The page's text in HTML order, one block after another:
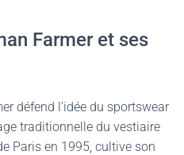
Farmer et ses
défend l’idée du sportswear
traditionnelle du vestiaire
Paris en 1995, cultive son